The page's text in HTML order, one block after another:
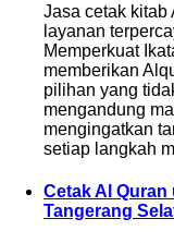
Jasa cetak kitab
layanan
Memperkuat
memberikan
pilihan yang
mengandung
mengingatkan
setiap langkah
Cetak Al
Tangerang